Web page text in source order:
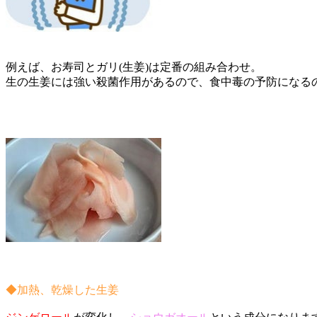
例えば、お寿司とガリ(生姜)は定番の組み合わせ。
生の生姜には強い殺菌作用があるので、食中毒の予防になる
◆加熱、乾燥した生姜